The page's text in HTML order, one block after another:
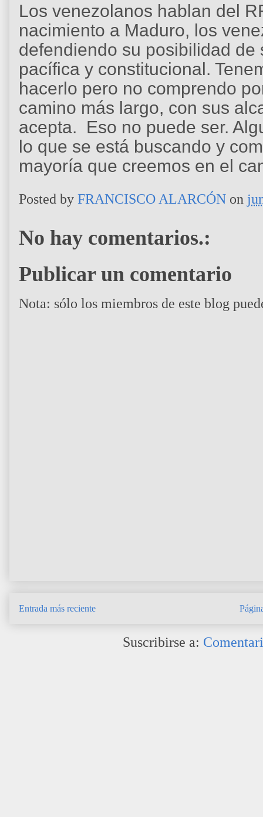
Los venezolanos hablan del
nacimiento a Maduro, los
defendiendo su posibilidad
pacífica y constitucional.
hacerlo pero no comprendo
camino más largo, con sus
acepta. Eso no puede ser.
lo que se está buscando y
mayoría que creemos en el
Posted by FRANCISCO ALARCÓN on
No hay comentarios.:
Publicar un comentario
Nota: sólo los miembros de este blog
Entrada más reciente
Suscribirse a: